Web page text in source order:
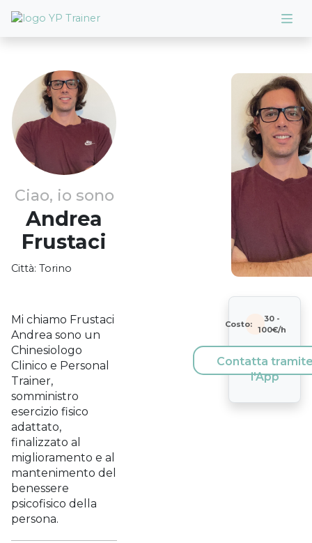
Ciao, io sono
Andrea
Frustaci
Città: Torino
Mi chiamo Frustaci
Andrea sono un
Chinesiologo
Clinico e Personal
Trainer,
somministro
esercizio fisico
adattato,
finalizzato al
miglioramento e al
mantenimento del
benessere
psicofisico della
persona.
Costo:
30-
100€/h
Contatta
l'App